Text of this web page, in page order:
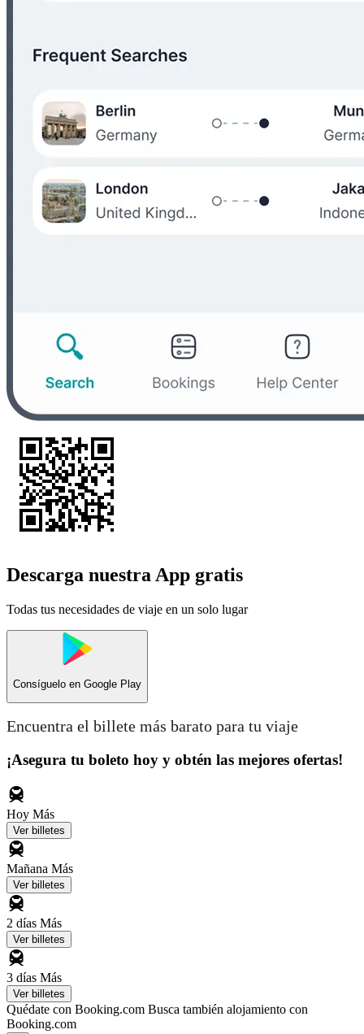
Descarga nuestra App gratis
Todas tus necesidades de viaje en un solo lugar
Consíguelo en Google Play
Encuentra el billete más barato para tu viaje
¡Asegura tu boleto hoy y obtén las mejores ofertas!
Hoy Más
Ver billetes
Mañana Más
Ver billetes
2 días Más
Ver billetes
3 días Más
Ver billetes
Quédate con Booking.com Busca también alojamiento con
Booking.com